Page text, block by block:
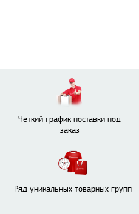
Четкий график поставки под
заказ
Ряд уникальных товарных групп